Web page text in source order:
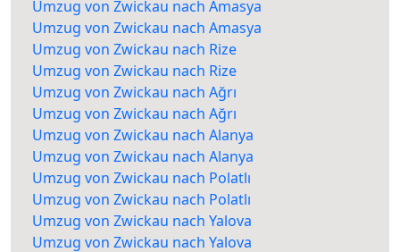
Umzug von Zwickau nach Amasya
Umzug von Zwickau nach Amasya
Umzug von Zwickau nach Rize
Umzug von Zwickau nach Rize
Umzug von Zwickau nach Ağrı
Umzug von Zwickau nach Ağrı
Umzug von Zwickau nach Alanya
Umzug von Zwickau nach Alanya
Umzug von Zwickau nach Polatlı
Umzug von Zwickau nach Polatlı
Umzug von Zwickau nach Yalova
Umzug von Zwickau nach Yalova